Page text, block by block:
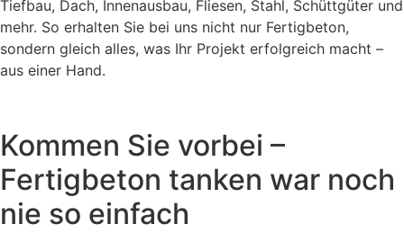
Tiefbau, Dach, Innenausbau, Fliesen, Stahl, Schüttgüter und
mehr. So erhalten Sie bei uns nicht nur Fertigbeton,
sondern gleich alles, was Ihr Projekt erfolgreich macht –
aus einer Hand.
Kommen Sie vorbei –
Fertigbeton tanken war noch
nie so einfach